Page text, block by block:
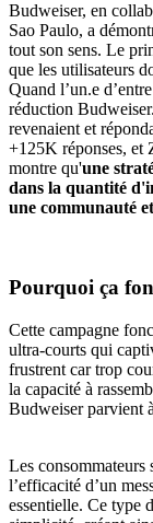
Budweiser, en
Sao Paulo, a
tout son sens. Le
que les utilisateurs
Quand l’un.e
réduction
revenaient et
+125K réponses, et
montre qu'une
dans la quantité
une communauté
Pourquoi ça
Cette campagne
ultra-courts qui
frustrent car trop
la capacité à
Budweiser parvient
Les consommateurs
l’efficacité d’un
essentielle. Ce type